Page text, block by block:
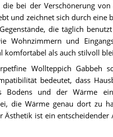
bei der Verschönerung
und zeichnet sich durch eine
die täglich
Wohnzimmern und
komfortabel als auch stilvoll
Wollteppich
bedeutet, dass
Bodens und der Wärme
die Wärme genau dort zu
ist ein